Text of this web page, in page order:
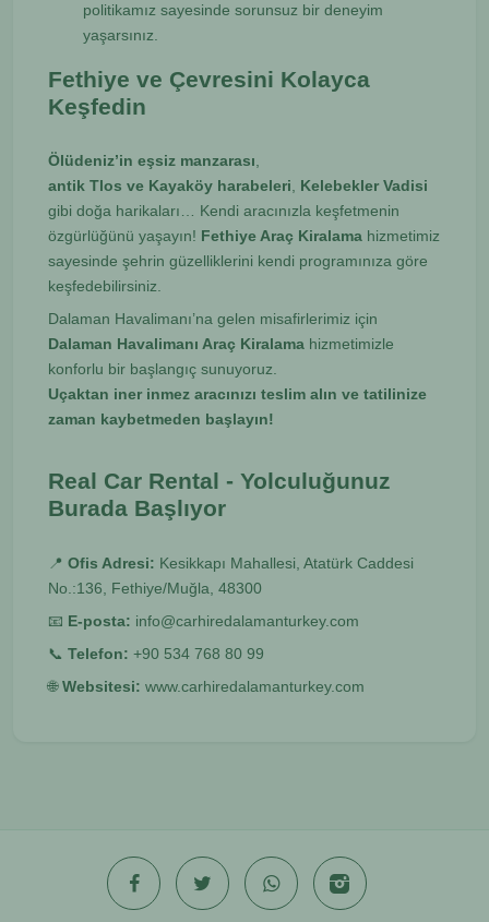
politikamız sayesinde sorunsuz bir deneyim
yaşarsınız.
Fethiye ve Çevresini Kolayca
Keşfedin
Ölüdeniz’in eşsiz manzarası,
antik Tlos ve Kayaköy harabeleri, Kelebekler Vadisi
gibi doğa harikaları… Kendi aracınızla keşfetmenin
özgürlüğünü yaşayın! Fethiye Araç Kiralama hizmetimiz
sayesinde şehrin güzelliklerini kendi programınıza göre
keşfedebilirsiniz.
Dalaman Havalimanı’na gelen misafirlerimiz için
Dalaman Havalimanı Araç Kiralama hizmetimizle
konforlu bir başlangıç sunuyoruz.
Uçaktan iner inmez aracınızı teslim alın ve tatilinize
zaman kaybetmeden başlayın!
Real Car Rental - Yolculuğunuz
Burada Başlıyor
📍 Ofis Adresi: Kesikkapı Mahallesi, Atatürk Caddesi
No.:136, Fethiye/Muğla, 48300
📧 E-posta: info@carhiredalamanturkey.com
📞 Telefon: +90 534 768 80 99
🌐Websitesi: www.carhiredalamanturkey.com